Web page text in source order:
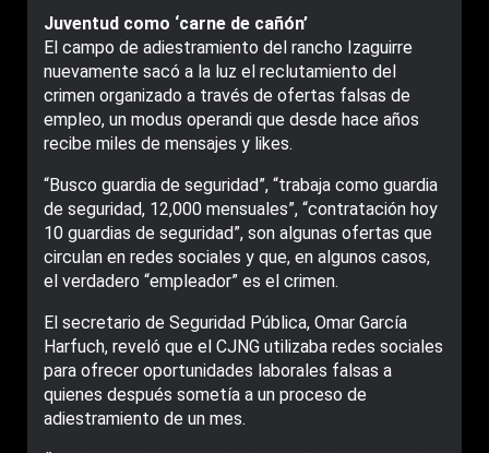
Juventud como ‘carne de cañón’
El campo de adiestramiento del rancho Izaguirre
nuevamente sacó a la luz el reclutamiento del
crimen organizado a través de ofertas falsas de
empleo, un modus operandi que desde hace años
recibe miles de mensajes y likes.
“Busco guardia de seguridad”, “trabaja como guardia
de seguridad, 12,000 mensuales”, “contratación hoy
10 guardias de seguridad”, son algunas ofertas que
circulan en redes sociales y que, en algunos casos,
el verdadero “empleador” es el crimen.
El secretario de Seguridad Pública, Omar García
Harfuch, reveló que el CJNG utilizaba redes sociales
para ofrecer oportunidades laborales falsas a
quienes después sometía a un proceso de
adiestramiento de un mes.